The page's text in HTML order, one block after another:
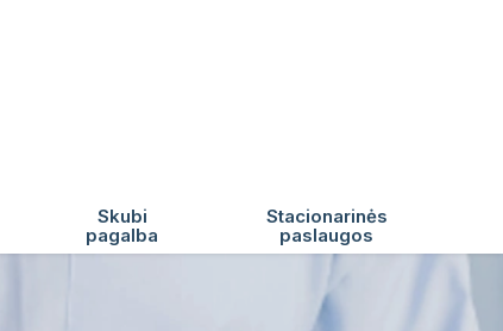
Skubi
pagalba
Stacionarinės
paslaugos